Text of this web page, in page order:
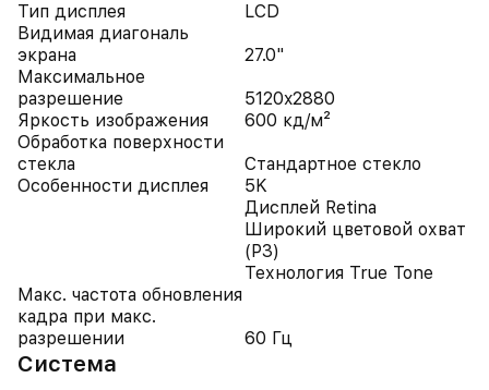
Тип дисплея
LCD
Видимая диагональ
экрана
27.0"
Максимальное
разрешение
5120x2880
Яркость изображения
600 кд/м²
Обработка поверхности
стекла
Стандартное стекло
Особенности дисплея
5K
Дисплей Retina
Широкий цветовой охват
(P3)
Технология True Tone
Макс. частота обновления
кадра при макс.
разрешении
60 Гц
Система